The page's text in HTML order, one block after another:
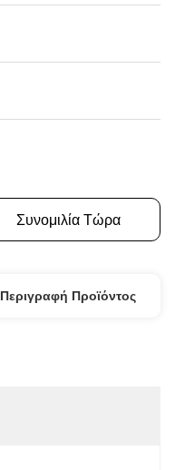
Συνομιλία Τώρα
Περιγραφή Προϊόντος